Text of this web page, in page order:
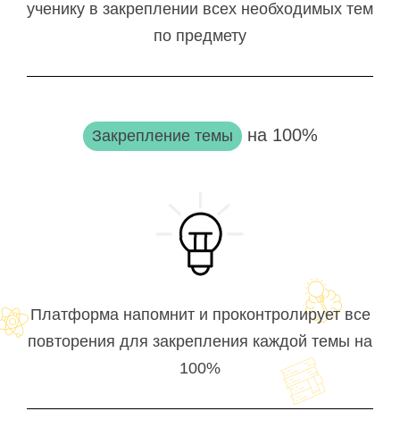
ученику в закреплении всех необходимых тем
по предмету
Закрепление темы на 100%
Платформа напомнит и проконтролирует все
повторения для закрепления каждой темы на
100%